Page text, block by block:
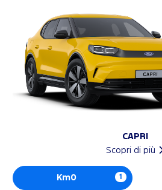
CAPRI
Scopri di più
Km0 1